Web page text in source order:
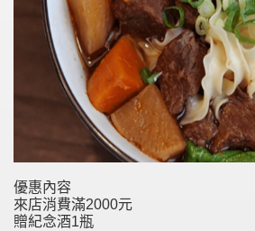
優惠內容
來店消費滿2000元
贈紀念酒1瓶